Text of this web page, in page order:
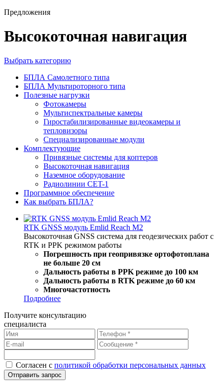
Предложения
Высокоточная навигация
Выбрать категорию
БПЛА Самолетного типа
БПЛА Мультироторного типа
Полезные нагрузки
Фотокамеры
Мультиспектральные камеры
Гиростабилизированные видеокамеры и
тепловизоры
Cпециализированные модули
Комплектующие
Привязные системы для коптеров
Высокоточная навигация
Наземное оборудование
Радиолинии CET-1
Программное обеспечение
Как выбрать БПЛА?
RTK GNSS модуль Emlid Reach M2
Высокоточная GNSS система для геодезических работ с
RTK и PPK режимом работы
Погрешность при геопривязке ортофотоплана
не больше 20 см
Дальность работы в PPK режиме до 100 км
Дальность работы в RTK режиме до 60 км
Многочастотность
Подробнее
Получите консультацию
специалиста
Согласен с политикой обработки персональных данных